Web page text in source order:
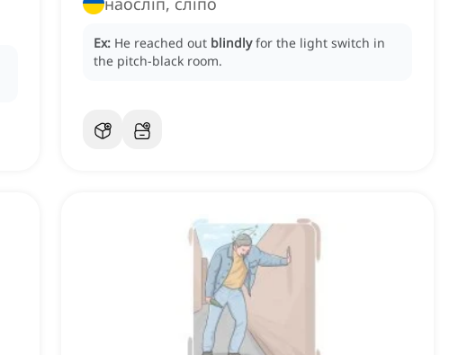
Ex: He reached out blindly for the light switch in
the pitch-black room.